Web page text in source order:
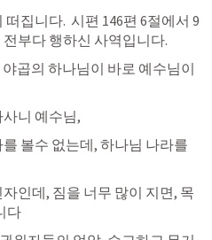
집니다.  시편 146편 6절에서 9
부다 행하신 사역입니다.
곱의 하나님이 바로 예수님이
니 예수님,
볼수 없는데, 하나님 나라를
인데, 짐을 너무 많이 지면, 목
다